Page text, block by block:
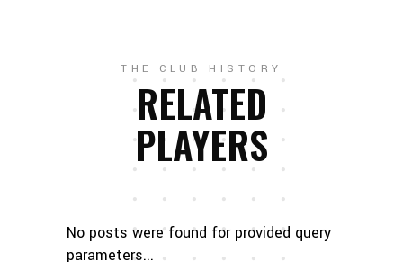
THE CLUB HISTORY
RELATED
PLAYERS
No posts were found for provided query
parameters...